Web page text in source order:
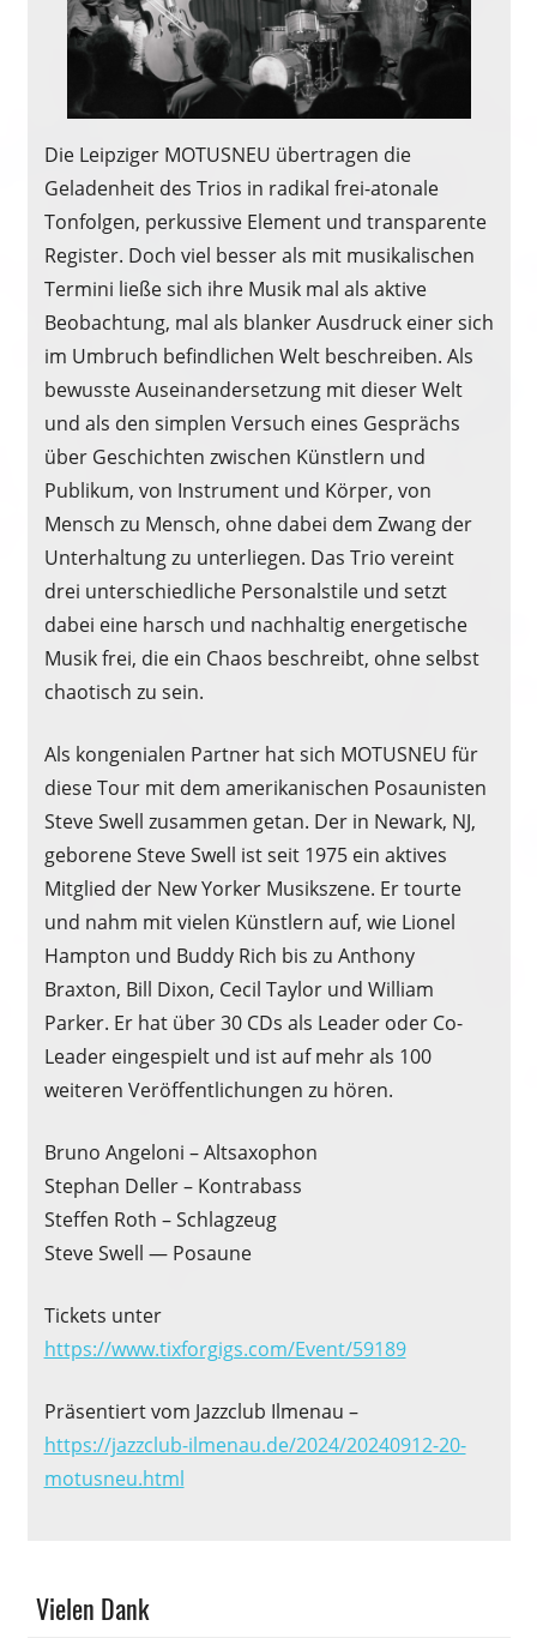
Die Leipziger MOTUSNEU übertragen die
Geladenheit des Trios in radikal frei-atonale
Tonfolgen, perkussive Element und transparente
Register. Doch viel besser als mit musikalischen
Termini ließe sich ihre Musik mal als aktive
Beobachtung, mal als blanker Ausdruck einer sich
im Umbruch befindlichen Welt beschreiben. Als
bewusste Auseinandersetzung mit dieser Welt
und als den simplen Versuch eines Gesprächs
über Geschichten zwischen Künstlern und
Publikum, von Instrument und Körper, von
Mensch zu Mensch, ohne dabei dem Zwang der
Unterhaltung zu unterliegen. Das Trio vereint
drei unterschiedliche Personalstile und setzt
dabei eine harsch und nachhaltig energetische
Musik frei, die ein Chaos beschreibt, ohne selbst
chaotisch zu sein.
Als kongenialen Partner hat sich MOTUSNEU für
diese Tour mit dem amerikanischen Posaunisten
Steve Swell zusammen getan. Der in Newark, NJ,
geborene Steve Swell ist seit 1975 ein aktives
Mitglied der New Yorker Musikszene. Er tourte
und nahm mit vielen Künstlern auf, wie Lionel
Hampton und Buddy Rich bis zu Anthony
Braxton, Bill Dixon, Cecil Taylor und William
Parker. Er hat über 30 CDs als Leader oder Co-
Leader eingespielt und ist auf mehr als 100
weiteren Veröffentlichungen zu hören.
Bruno Angeloni – Altsaxophon
Stephan Deller – Kontrabass
Steffen Roth – Schlagzeug
Steve Swell — Posaune
Tickets unter
https://www.tixforgigs.com/Event/59189
Präsentiert vom Jazzclub Ilmenau –
https://jazzclub-ilmenau.de/2024/20240912-20-
motusneu.html
Allgemein
Vielen Dank